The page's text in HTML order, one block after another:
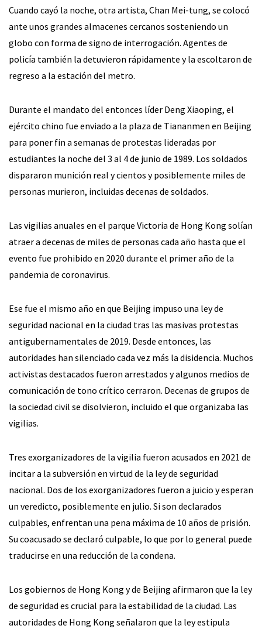
Cuando cayó la noche, otra artista, Chan Mei-tung, se colocó
ante unos grandes almacenes cercanos sosteniendo un
globo con forma de signo de interrogación. Agentes de
policía también la detuvieron rápidamente y la escoltaron de
regreso a la estación del metro.
Durante el mandato del entonces líder Deng Xiaoping, el
ejército chino fue enviado a la plaza de Tiananmen en Beijing
para poner fin a semanas de protestas lideradas por
estudiantes la noche del 3 al 4 de junio de 1989. Los soldados
dispararon munición real y cientos y posiblemente miles de
personas murieron, incluidas decenas de soldados.
Las vigilias anuales en el parque Victoria de Hong Kong solían
atraer a decenas de miles de personas cada año hasta que el
evento fue prohibido en 2020 durante el primer año de la
pandemia de coronavirus.
Ese fue el mismo año en que Beijing impuso una ley de
seguridad nacional en la ciudad tras las masivas protestas
antigubernamentales de 2019. Desde entonces, las
autoridades han silenciado cada vez más la disidencia. Muchos
activistas destacados fueron arrestados y algunos medios de
comunicación de tono crítico cerraron. Decenas de grupos de
la sociedad civil se disolvieron, incluido el que organizaba las
vigilias.
Tres exorganizadores de la vigilia fueron acusados en 2021 de
incitar a la subversión en virtud de la ley de seguridad
nacional. Dos de los exorganizadores fueron a juicio y esperan
un veredicto, posiblemente en julio. Si son declarados
culpables, enfrentan una pena máxima de 10 años de prisión.
Su coacusado se declaró culpable, lo que por lo general puede
traducirse en una reducción de la condena.
Los gobiernos de Hong Kong y de Beijing afirmaron que la ley
de seguridad es crucial para la estabilidad de la ciudad. Las
autoridades de Hong Kong señalaron que la ley estipula